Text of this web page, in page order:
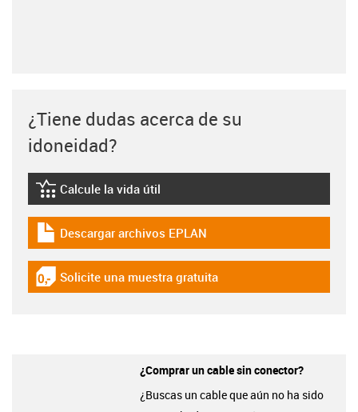
¿Tiene dudas acerca de su
idoneidad?
igus-icon-lebensdauerrechner
Calcule la vida útil
igus-icon-download-plan
Descargar archivos EPLAN
igus-icon-gratismuster
Solicite una muestra gratuita
¿Comprar un cable sin conector?
¿Buscas un cable que aún no ha sido